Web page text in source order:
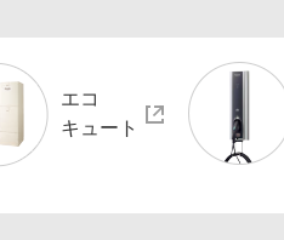
エコ
キュート